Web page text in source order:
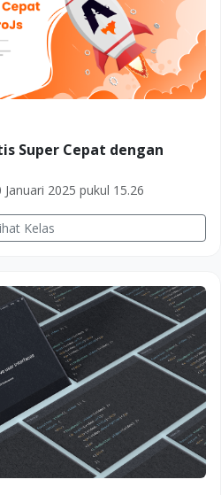
Super Cepat dengan
Januari 2025 pukul 15.26
Kelas